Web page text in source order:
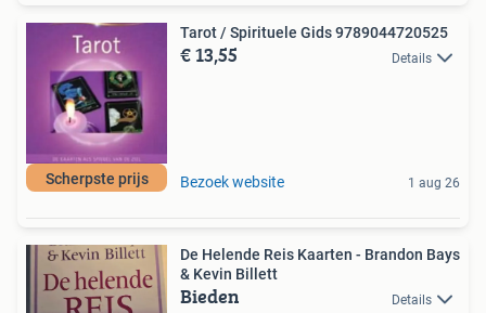
Scherpste prijs
Tarot / Spirituele Gids 9789044720525
€ 13,55 Details
Bezoek website 1 aug 26
De Helende Reis Kaarten - Brandon Bays
& Kevin Billett
Bieden Details